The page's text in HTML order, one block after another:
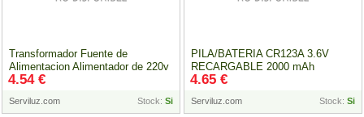
Transformador Fuente de
Alimentacion Alimentador de 220v
12v 1A
Serviluz.com Stock: Si
4.54 €
PILA/BATERIA CR123A 3.6V
RECARGABLE 2000 mAh
(Unidad)
Serviluz.com Stock: Si
4.65 €